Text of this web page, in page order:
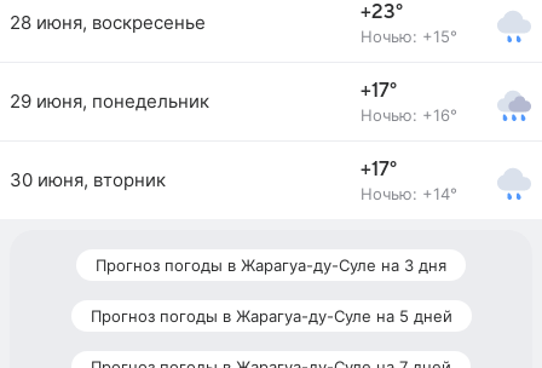
28 июня, воскресенье +23°
Ночью: +15°
29 июня, понедельник +17°
Ночью: +16°
30 июня, вторник +17°
Ночью: +14°
Прогноз погоды в Жарагуа-ду-Суле на 3 дня
Прогноз погоды в Жарагуа-ду-Суле на 5 дней